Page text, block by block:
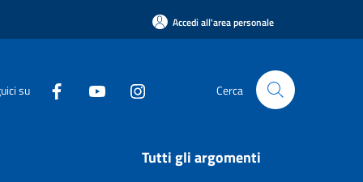
Accedi all'area personale
su Cerca
Tutti gli argomenti